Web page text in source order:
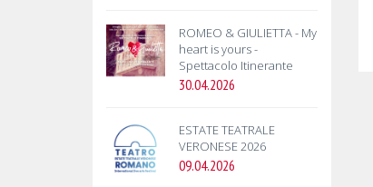
ROMEO & GIULIETTA - My
heart is yours -
Spettacolo Itinerante
30.04.2026
ESTATE TEATRALE
VERONESE 2026
09.04.2026